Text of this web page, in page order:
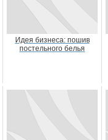
Идея бизнеса: пошив
постельного белья